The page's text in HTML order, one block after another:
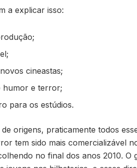
a explicar isso:
cineastas;
humor e terror;
para os estúdios.
origens, praticamente todos
tem sido mais comercializável
no final dos anos 2010. O